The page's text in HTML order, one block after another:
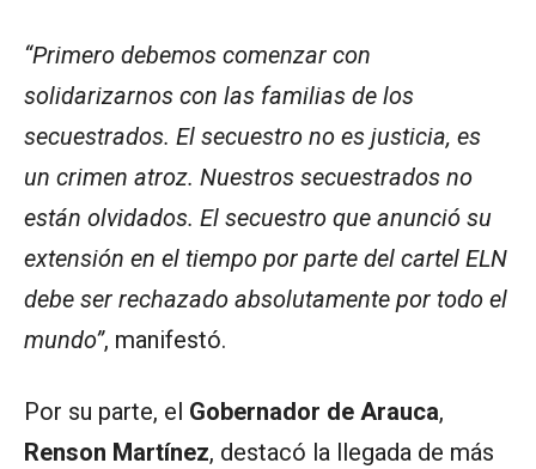
“Primero debemos comenzar con
solidarizarnos con las familias de los
secuestrados. El secuestro no es justicia, es
un crimen atroz. Nuestros secuestrados no
están olvidados. El secuestro que anunció su
extensión en el tiempo por parte del cartel ELN
debe ser rechazado absolutamente por todo el
mundo”, manifestó.
Por su parte, el Gobernador de Arauca,
Renson Martínez, destacó la llegada de más